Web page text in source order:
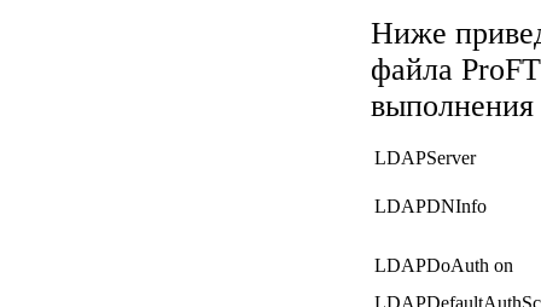
Ниже
файла
LDAPServer
LDAPDNInfo
LDAPDoAuth on